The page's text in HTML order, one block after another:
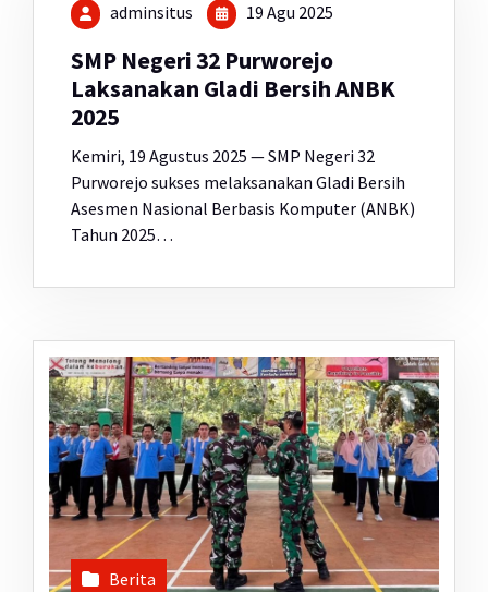
adminsitus 19 Agu 2025
SMP Negeri 32 Purworejo
Laksanakan Gladi Bersih ANBK
2025
Kemiri, 19 Agustus 2025 — SMP Negeri 32
Purworejo sukses melaksanakan Gladi Bersih
Asesmen Nasional Berbasis Komputer (ANBK)
Tahun 2025…
Berita